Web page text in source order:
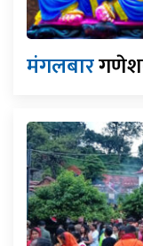
मंगलबार